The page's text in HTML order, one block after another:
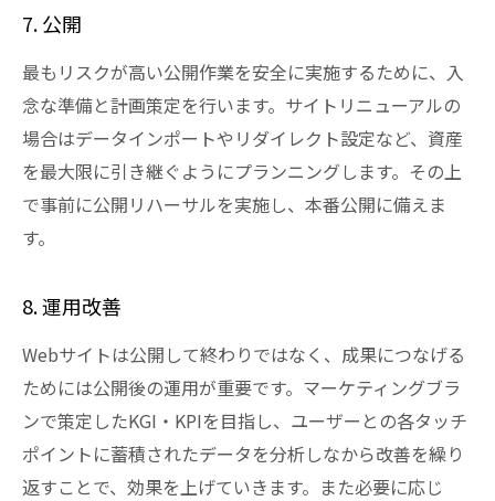
7. 公開
最もリスクが高い公開作業を安全に実施するために、入
念な準備と計画策定を行います。サイトリニューアルの
場合はデータインポートやリダイレクト設定など、資産
を最大限に引き継ぐようにプランニングします。その上
で事前に公開リハーサルを実施し、本番公開に備えま
す。
8. 運用改善
Webサイトは公開して終わりではなく、成果につなげる
ためには公開後の運用が重要です。マーケティングブラ
ンで策定したKGI・KPIを目指し、ユーザーとの各タッチ
ポイントに蓄積されたデータを分析しなから改善を繰り
返すことで、効果を上げていきます。また必要に応じ